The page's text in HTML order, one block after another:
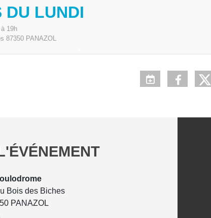
DU LUNDI
19h
87350 PANAZOL
Bois des Biches
PANAZOL